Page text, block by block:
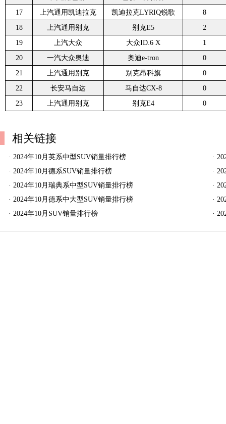
17
上汽通用凯迪拉克 凯迪拉克LYRIQ锐歌
8
18
上汽通用别克 别克E5
2
19
上汽大众 大众ID.6 X
1
20
一汽大众奥迪 奥迪e-tron
0
21
上汽通用别克 别克昂科旗
0
22
长安马自达 马自达CX-8
0
23
上汽通用别克 别克E4 0
相关链接
· 2024年10月英系中型SUV销量排行榜 ·
· 2024年10月德系SUV销量排行榜 ·
· 2024年10月瑞典系中型SUV销量排行榜 ·
· 2024年10月德系中大型SUV销量排行榜 ·
· 2024年10月SUV销量排行榜 ·